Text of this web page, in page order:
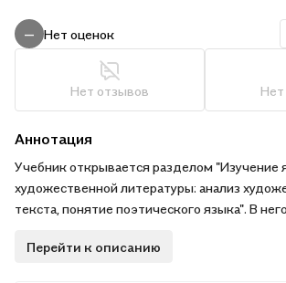
— Нет оценок
Нет отзывов Нет
Аннотация
Учебник открывается разделом "Изучение
художественной литературы: анализ
текста, понятие поэтического языка". В
Виноградова, Н.М. Шанского, Г.О. Винокура.
Перейти к описанию